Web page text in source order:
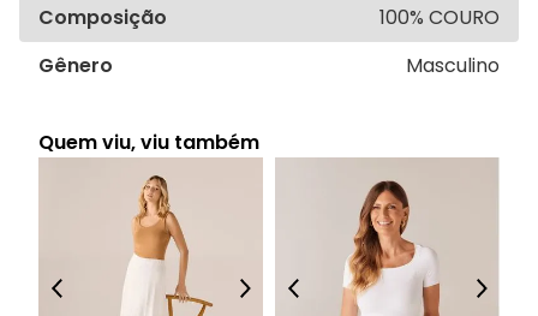
Composição
100% COURO
Gênero
Masculino
Quem viu, viu também